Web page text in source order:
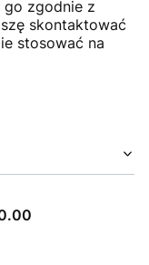
go zgodnie z
skontaktować
stosować na